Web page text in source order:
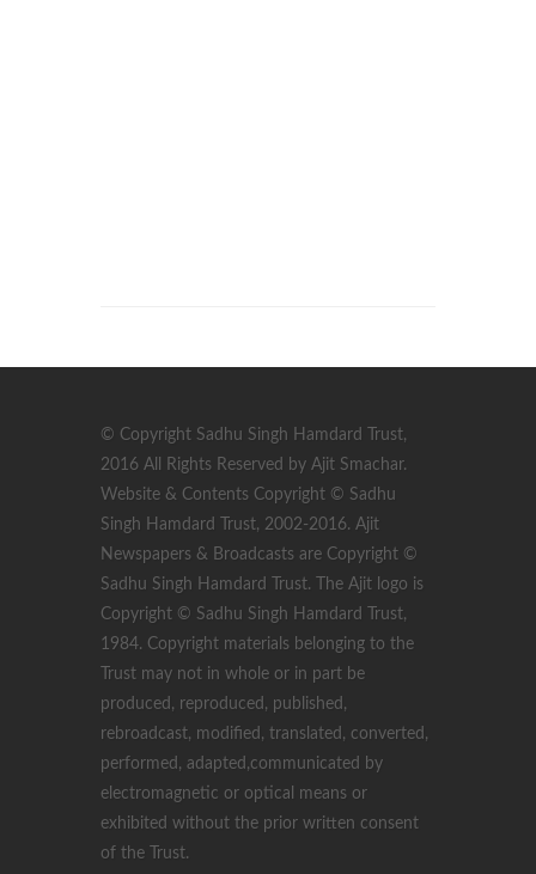
© Copyright Sadhu Singh Hamdard Trust,
2016 All Rights Reserved by Ajit Smachar.
Website & Contents Copyright © Sadhu
Singh Hamdard Trust, 2002-2016. Ajit
Newspapers & Broadcasts are Copyright ©
Sadhu Singh Hamdard Trust. The Ajit logo is
Copyright © Sadhu Singh Hamdard Trust,
1984. Copyright materials belonging to the
Trust may not in whole or in part be
produced, reproduced, published,
rebroadcast, modified, translated, converted,
performed, adapted,communicated by
electromagnetic or optical means or
exhibited without the prior written consent
of the Trust.